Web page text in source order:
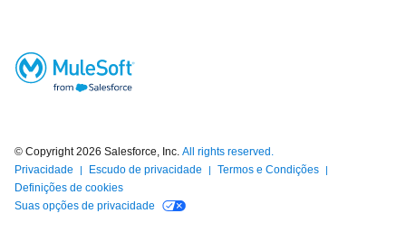
© Copyright 2026 Salesforce, Inc. All rights reserved.
Privacidade
Escudo de privacidade
Termos e Condições
Definições de cookies
Suas opções de privacidade